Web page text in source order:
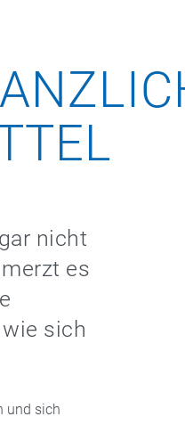
nicht
es
sich
und sich